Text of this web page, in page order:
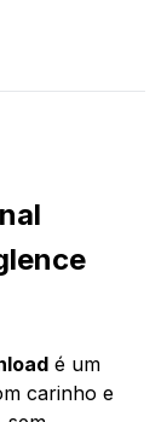
é um
carinho e